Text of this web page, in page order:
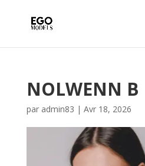
NOLWENN B
par admin83 | Avr 18, 2026